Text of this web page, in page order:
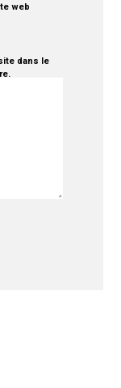
web
dans le